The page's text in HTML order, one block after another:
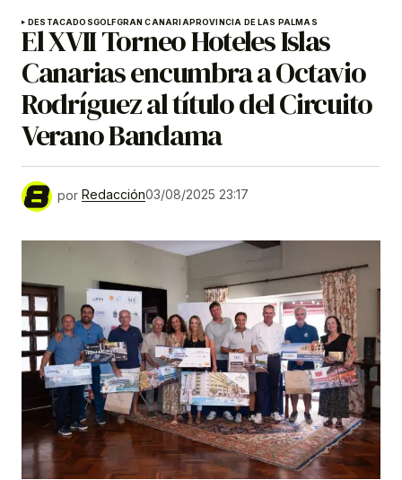
DESTACADOSGOLFGRAN CANARIAPROVINCIA DE LAS PALMAS
El XVII Torneo Hoteles Islas
Canarias encumbra a Octavio
Rodríguez al título del Circuito
Verano Bandama
por Redacción03/08/2025 23:17